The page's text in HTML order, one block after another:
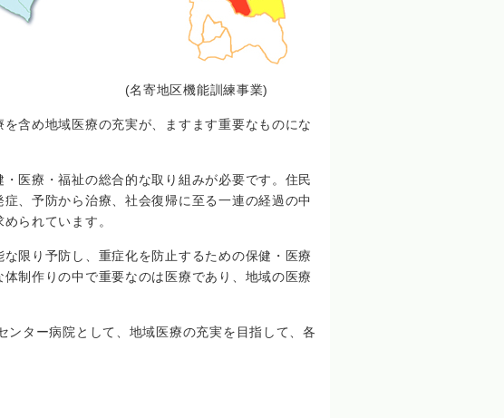
(名寄地区機能訓練事業)
含め地域医療の充実が、ますます重要なものにな
医療・福祉の総合的な取り組みが必要です。住民
、予防から治療、社会復帰に至る一連の経過の中
られています。
限り予防し、重症化を防止するための保健・医療
制作りの中で重要なのは医療であり、地域の医療
ター病院として、地域医療の充実を目指して、各